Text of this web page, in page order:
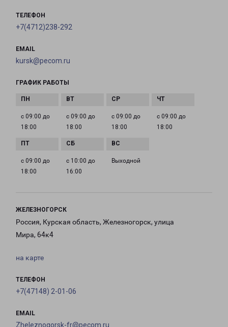
ТЕЛЕФОН
+7(4712)238-292
EMAIL
kursk@pecom.ru
ГРАФИК РАБОТЫ
с 09:00 до
18:00
с 09:00 до
18:00
с 09:00 до
18:00
с 09:00 до
18:00
с 09:00 до
18:00
с 10:00 до
16:00
Выходной
ЖЕЛЕЗНОГОРСК
Россия, Курская область, Железногорск, улица
Мира, 64к4
на карте
ТЕЛЕФОН
+7(47148) 2-01-06
EMAIL
Zheleznogorsk-fr@pecom.ru